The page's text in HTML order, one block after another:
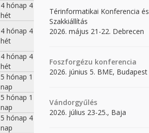
4 hónap 4
hét
4 hónap 4
hét
4 hónap 4
hét
5 hónap 1
nap
5 hónap 1
nap
5 hónap 4
nap
Térinformatikai Konferencia és
Szakkiállítás
2026. május 21-22. Debrecen
Foszforgézu konferencia
2026. június 5. BME, Budapest
Vándorgyűlés
2026. július 23-25., Baja